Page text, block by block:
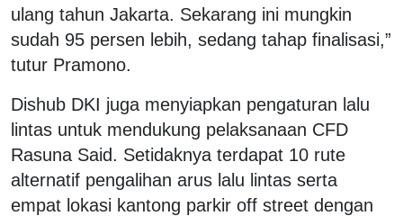
ulang tahun Jakarta. Sekarang ini mungkin
sudah 95 persen lebih, sedang tahap finalisasi,”
tutur Pramono.
Dishub DKI juga menyiapkan pengaturan lalu
lintas untuk mendukung pelaksanaan CFD
Rasuna Said. Setidaknya terdapat 10 rute
alternatif pengalihan arus lalu lintas serta
empat lokasi kantong parkir off street dengan